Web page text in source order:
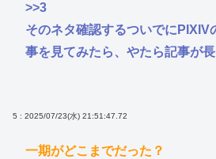
>>3
そのネタ確認するついでにPIXIV
事を見てみたら、やたら記事が
5 : 2025/07/23(水) 21:51:47.72
一期がどこまでだった？